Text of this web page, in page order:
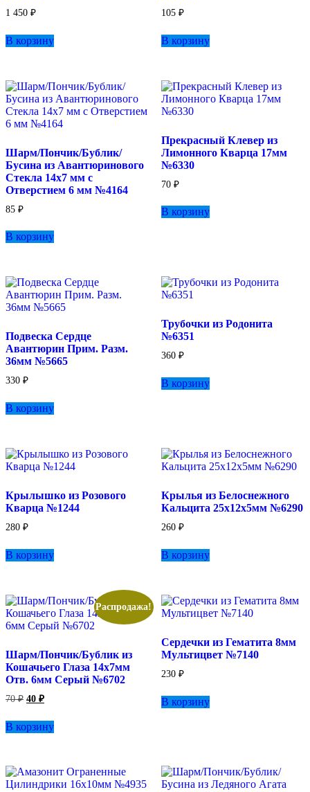
1 450 ₽
В корзину
105 ₽
В корзину
Шарм/Пончик/Бублик/
Бусина из Авантюринового
Стекла 14х7 мм с
Отверстием 6 мм №4164
85 ₽
В корзину
Прекрасный Клевер из
Лимонного Кварца 17мм
№6330
70 ₽
В корзину
Подвеска Сердце
Авантюрин Прим. Разм.
36мм №5665
330 ₽
В корзину
Трубочки из Родонита
№6351
360 ₽
В корзину
Крылышко из Розового
Кварца №1244
280 ₽
В корзину
Крылья из Белоснежного
Кальцита 25х12х5мм №6290
260 ₽
В корзину
Распродажа!
Шарм/Пончик/Бублик из
Кошачьего Глаза 14х7мм
Отв. 6мм Серый №6702
70₽ Первоначальная
цена
70 ₽.
40 ₽Текущая
цена:
40 ₽.
В корзину
Сердечки из Гематита 8мм
Мультицвет №7140
230 ₽
В корзину